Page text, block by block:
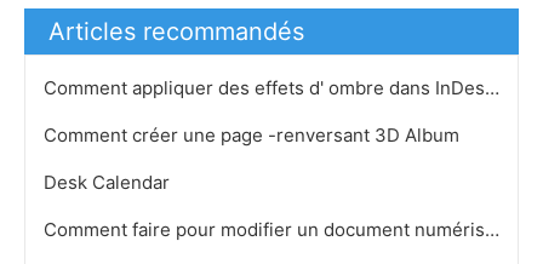
Articles recommandés
Comment appliquer des effets d' ombre dans InDesign
Comment créer une page -renversant 3D Album
Desk Calendar
Comment faire pour modifier un document numérisé dans Acrobat 9